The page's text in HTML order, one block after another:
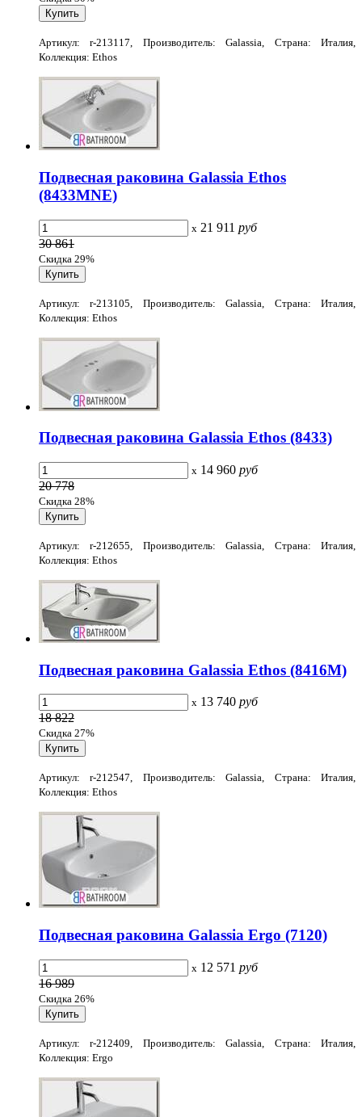
Артикул: r-213117, Производитель: Galassia, Страна: Италия,
Коллекция: Ethos
Подвесная раковина Galassia Ethos
(8433MNE)
x 21 911 руб
30 861
Скидка 29%
Артикул: r-213105, Производитель: Galassia, Страна: Италия,
Коллекция: Ethos
Подвесная раковина Galassia Ethos (8433)
x 14 960 руб
20 778
Скидка 28%
Артикул: r-212655, Производитель: Galassia, Страна: Италия,
Коллекция: Ethos
Подвесная раковина Galassia Ethos (8416M)
x 13 740 руб
18 822
Скидка 27%
Артикул: r-212547, Производитель: Galassia, Страна: Италия,
Коллекция: Ethos
Подвесная раковина Galassia Ergo (7120)
x 12 571 руб
16 989
Скидка 26%
Артикул: r-212409, Производитель: Galassia, Страна: Италия,
Коллекция: Ergo